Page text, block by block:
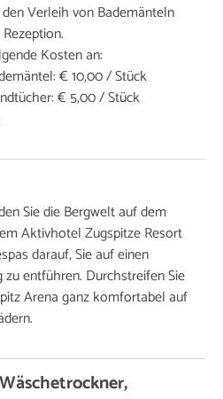
Verleih von Bademänteln
Kosten an:
€ 10,00 / Stück
€ 5,00 / Stück
Sie die Bergwelt auf dem
Aktivhotel Zugspitze Resort
darauf, Sie auf einen
entführen. Durchstreifen Sie
Arena ganz komfortabel auf